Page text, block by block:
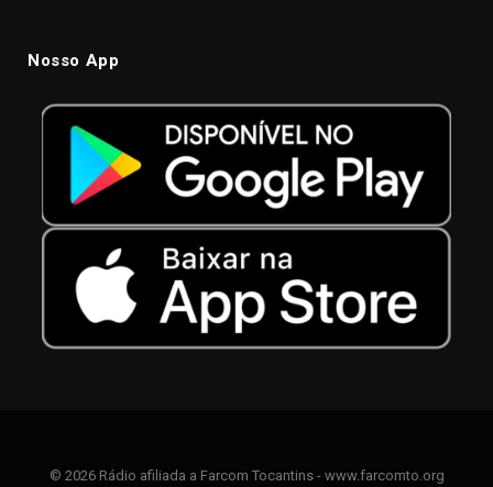
Nosso App
© 2026 Rádio afiliada a Farcom Tocantins - www.farcomto.org